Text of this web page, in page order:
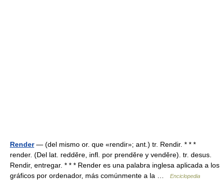
Render— (del mismo or. que «rendir»; ant.) tr. Rendir. * * *
render. (Del lat. reddĕre, infl. por prendĕre y vendĕre). tr. desus.
Rendir, entregar. * * * Render es una palabra inglesa aplicada a los
gráficos por ordenador, más comúnmente a la …
Enciclopedia